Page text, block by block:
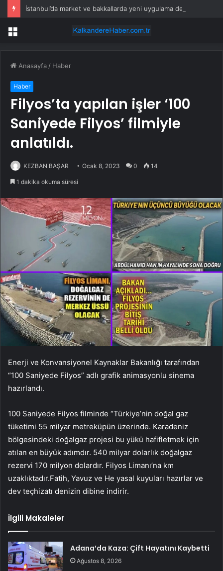
Menü
Anasayfa / Haber
Haber
Filyos’ta yapılan işler ‘100
Saniyede Filyos’ filmiyle
anlatıldı.
KEZBAN BAŞAR Ocak 8, 2023 0 14
1 dakika okuma süresi
Enerji ve Konvansiyonel Kaynaklar Bakanlığı tarafından
“100 Saniyede Filyos” adlı grafik animasyonlu sinema
hazırlandı.
100 Saniyede Filyos filminde “Türkiye’nin doğal gaz
tüketimi 55 milyar metreküpün üzerinde. Karadeniz
bölgesindeki doğalgaz projesi bu yükü hafifletmek için
atılan en büyük adımdır. 540 milyar dolarlık doğalgaz
rezervi 170 milyon dolardır. Filyos Limanı’na km
uzaklıktadır.Fatih, Yavuz ve He yasal kuyuları hazırlar ve
dev teçhizatı denizin dibine indirir.
İlgili Makaleler
Adana’da Kaza: Çift Hayatını Kaybetti
Ağustos 8, 2026